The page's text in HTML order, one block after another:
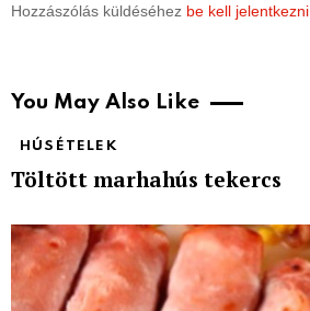
Hozzászólás küldéséhez be kell jelentkezni
You May Also Like
HÚSÉTELEK
Töltött marhahús tekercs